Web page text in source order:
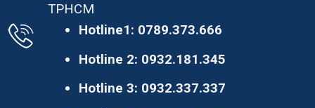
TPHCM
Hotline1: 0789.373.666
Hotline 2: 0932.181.345
Hotline 3: 0932.337.337